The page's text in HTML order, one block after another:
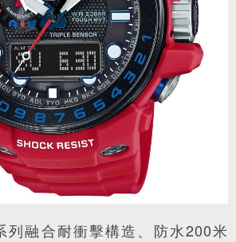
列融合耐衝擊構造、防水200米